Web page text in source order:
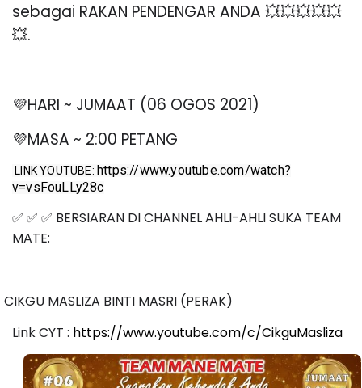
sebagai RAKAN PENDENGAR ANDA 💥💥💥💥💥
💥.
💜HARI ~ JUMAAT (06 OGOS 2021)
💜MASA ~ 2:00 PETANG
LINK YOUTUBE: https://www.youtube.com/watch?
v=vsFouLLy28c
✅ ✅ ✅ BERSIARAN DI CHANNEL AHLI-AHLI SUKA TEAM
MATE:
CIKGU MASLIZA BINTI MASRI (PERAK)
Link CYT : https://www.youtube.com/c/CikguMasliza